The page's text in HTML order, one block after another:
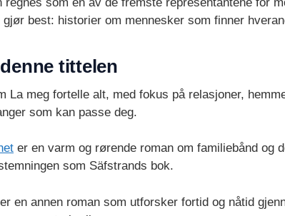
gjør best: historier om mennesker som finner
tittelen
La meg fortelle alt, med fokus på relasjoner,
som kan passe deg.
er en varm og rørende roman om familiebånd
som Säfstrands bok.
er en annen roman som utforsker fortid og nåtid